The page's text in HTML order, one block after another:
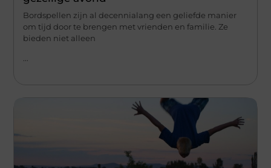
Bordspellen zijn al decennialang een geliefde manier
om tijd door te brengen met vrienden en familie. Ze
bieden niet alleen
...